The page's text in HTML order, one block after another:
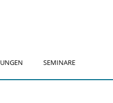
SEMINARE